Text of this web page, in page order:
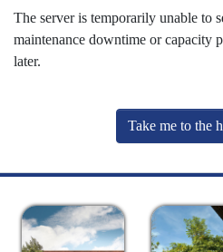
The server is temporarily unable to
maintenance downtime or capacity
later.
Take me to the